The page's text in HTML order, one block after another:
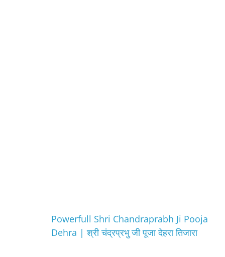
Powerfull Shri Chandraprabh Ji Pooja
Dehra | श्री चंद्रप्रभु जी पूजा देहरा तिजारा